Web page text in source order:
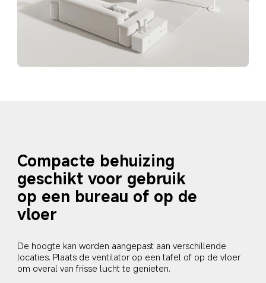
Compacte behuizing
geschikt voor gebruik
op een bureau of op de
vloer
De hoogte kan worden aangepast aan verschillende
locaties. Plaats de ventilator op een tafel of op de vloer
om overal van frisse lucht te genieten.